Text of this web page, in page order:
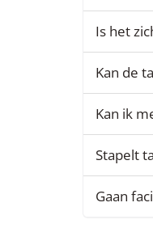
Is het
Kan de
Kan ik
Stapelt
Gaan